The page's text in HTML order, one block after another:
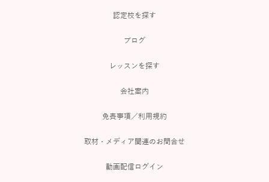
認定校を探す
ブログ
レッスンを探す
会社案内
免責事項／利用規約
取材・メディア関連のお問合せ
動画配信ログイン